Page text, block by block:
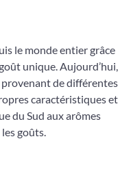
le monde entier grâce
unique. Aujourd’hui,
provenant de différentes
caractéristiques et
du Sud aux arômes
goûts.